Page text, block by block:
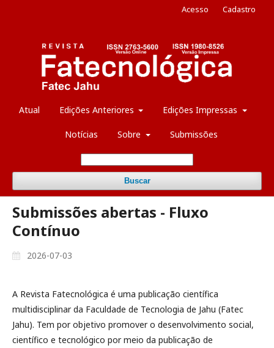
Atual Edições Anteriores Edições Impressas
Notícias Sobre Submissões
Buscar
Acesso Cadastro
Submissões abertas - Fluxo
Contínuo
2026-07-03
A Revista Fatecnológica é uma publicação científica
multidisciplinar da Faculdade de Tecnologia de Jahu (Fatec
Jahu). Tem por objetivo promover o desenvolvimento social,
científico e tecnológico por meio da publicação de